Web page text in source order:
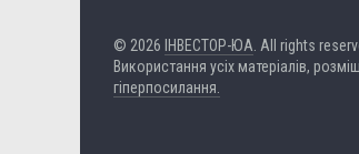
© 2026 ІНВЕСТОР-ЮА . All rights
Використання усіх матеріалів,
гіперпосилання.